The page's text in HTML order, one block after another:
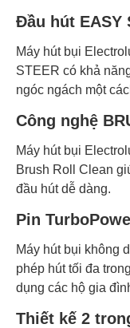
Đầu hút EASY
Máy hút bụi
STEER có khả
ngóc ngách một
Công nghệ
Máy hút bụi
Brush Roll Clean
đầu hút dễ dàng.
Pin
Máy hút bụi không
phép hút tối đa
dụng các hộ gia
Thiết kế 2